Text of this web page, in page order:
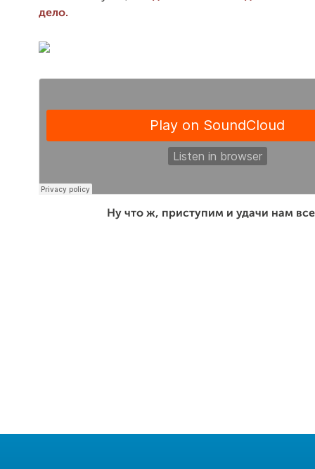
дело.
Ну что ж, приступим и удачи нам